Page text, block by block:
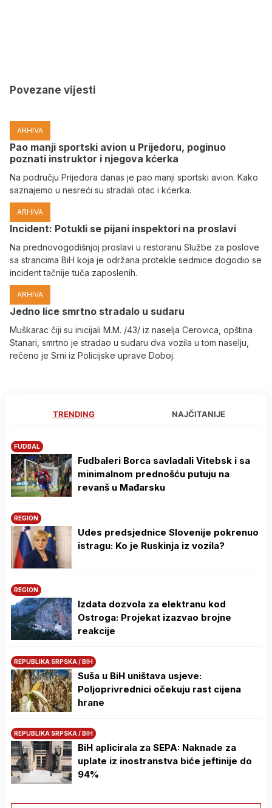
Povezane vijesti
ARHIVA
Pao manji sportski avion u Prijedoru, poginuo
poznati instruktor i njegova kćerka
Na području Prijedora danas je pao manji sportski avion. Kako
saznajemo u nesreći su stradali otac i kćerka.
ARHIVA
Incident: Potukli se pijani inspektori na proslavi
Na prednovogodišnjoj proslavi u restoranu Službe za poslove
sa strancima BiH koja je održana protekle sedmice dogodio se
incident tačnije tuča zaposlenih.
ARHIVA
Јedno lice smrtno stradalo u sudaru
Muškarac čiji su inicijali M.M. /43/ iz naselja Cerovica, opština
Stanari, smrtno je stradao u sudaru dva vozila u tom naselju,
rečeno je Srni iz Policijske uprave Doboj.
TRENDING NAJČITANIJE
FUDBAL
Fudbaleri Borca savladali Vitebsk i sa
minimalnom prednošću putuju na
revanš u Mađarsku
REGION
Udes predsjednice Slovenije pokrenuo
istragu: Ko je Ruskinja iz vozila?
REGION
Izdata dozvola za elektranu kod
Ostroga: Projekat izazvao brojne
reakcije
REPUBLIKA SRPSKA / BIH
Suša u BiH uništava usjeve:
Poljoprivrednici očekuju rast cijena
hrane
REPUBLIKA SRPSKA / BIH
BiH aplicirala za SEPA: Naknade za
uplate iz inostranstva biće jeftinije do
94%